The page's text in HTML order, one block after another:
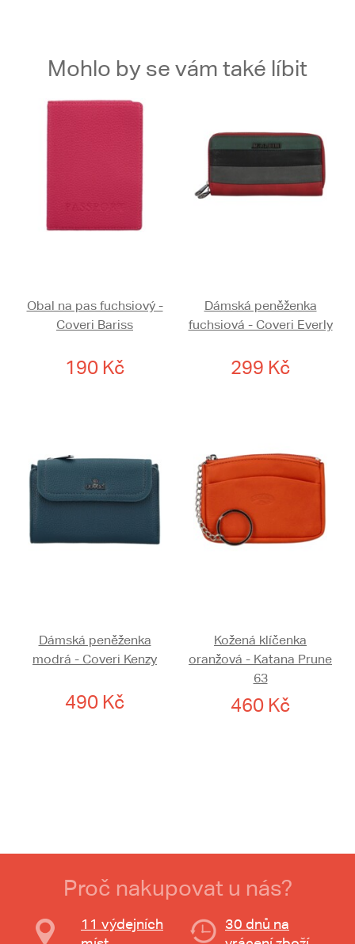
Mohlo by se vám také líbit
Obal na pas fuchsiový -
Coveri Bariss
190 Kč
Dámská peněženka
fuchsiová - Coveri Everly
299 Kč
Dámská peněženka
modrá - Coveri Kenzy
490 Kč
Kožená klíčenka
oranžová - Katana Prune
63
460 Kč
Proč nakupovat u nás?
11 výdejních
30 dnů na